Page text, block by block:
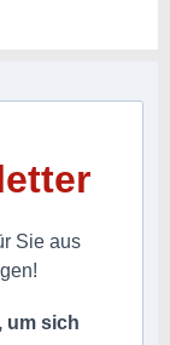
Sie aus
um sich